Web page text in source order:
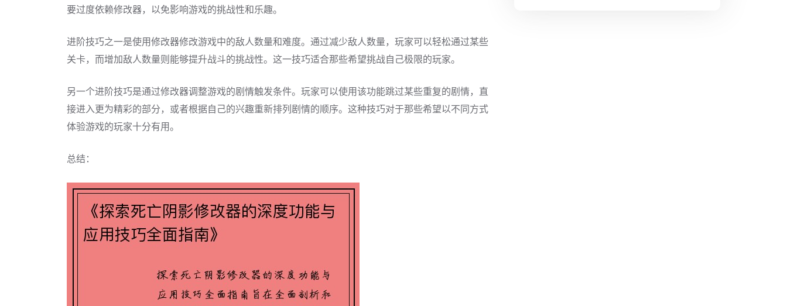
要过度依赖修改器，以免影响游戏的挑战性和乐趣。
进阶技巧之一是使用修改器修改游戏中的敌人数量和难度。通过减少敌人数量，玩家可以轻松通过某些
关卡，而增加敌人数量则能够提升战斗的挑战性。这一技巧适合那些希望挑战自己极限的玩家。
另一个进阶技巧是通过修改器调整游戏的剧情触发条件。玩家可以使用该功能跳过某些重复的剧情，直
接进入更为精彩的部分，或者根据自己的兴趣重新排列剧情的顺序。这种技巧对于那些希望以不同方式
体验游戏的玩家十分有用。
总结：